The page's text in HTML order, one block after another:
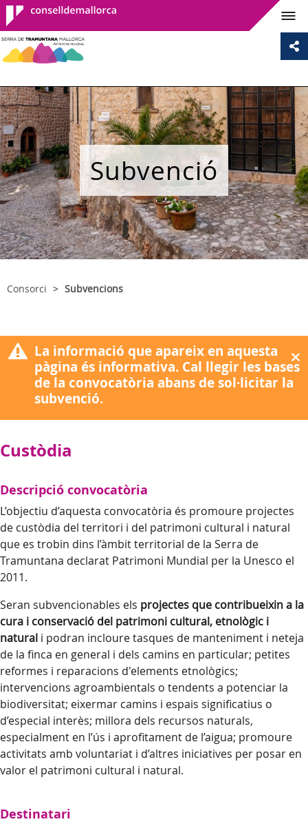
Consell de
Mallorca
Subvenció
Consorci Subvencions
La informació que apareix en aquesta
pàgina és informativa. Cal llegir les bases
de la convocatòria abans de sol·licitar la
subvenció.
Custòdia
Descripció convocatòria
L’objectiu d’aquesta convocatòria és promoure projectes
de custòdia del territori i del patrimoni cultural i natural
que es trobin dins l’àmbit territorial de la Serra de
Tramuntana declarat Patrimoni Mundial per la Unesco el
2011.
Seran subvencionables els projectes que contribueixin a la
cura i conservació del patrimoni cultural, etnològic i
natural i podran incloure tasques de manteniment i neteja
de la finca en general i dels camins en particular; petites
reformes i reparacions d'elements etnològics;
intervencions agroambientals o tendents a potenciar la
biodiversitat; eixermar camins i espais significatius o
d’especial interès; millora dels recursos naturals,
especialment en l’ús i aprofitament de l’aigua; promoure
activitats amb voluntariat i d’altres iniciatives per posar en
valor el patrimoni cultural i natural.
Destinatari